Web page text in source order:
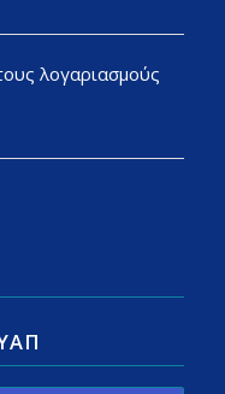
λογαριασμούς